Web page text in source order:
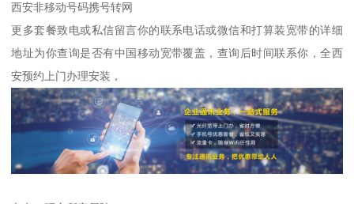
西安非移动号码携号转网
更多套餐致电或私信留言你的联系电话或微信和打算装宽带的详细
地址为你查询是否有中国移动宽带覆盖，查询后时间联系你，全西
安预约上门办理安装，